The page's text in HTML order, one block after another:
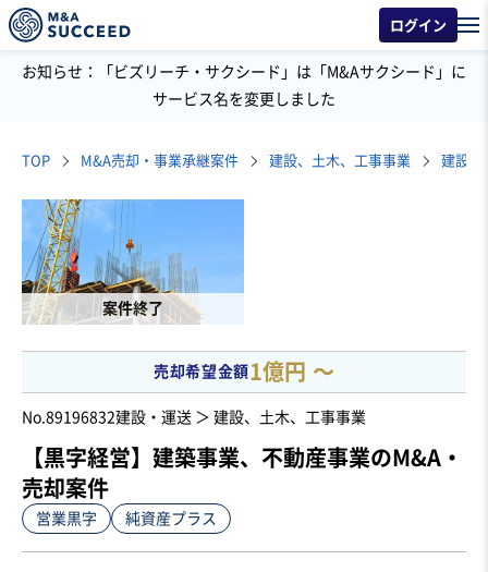
ログイン
お知らせ：「ビズリーチ・サクシード」は「M&Aサクシード」に
サービス名を変更しました
TOP M&A売却・事業承継案件 建設、土木、工事事業 建設工
案件終了
売却希望金額1億円 〜
No.89196832建設・運送 ＞ 建設、土木、工事事業
【黒字経営】建築事業、不動産事業のM&A・
売却案件
営業黒字 純資産プラス